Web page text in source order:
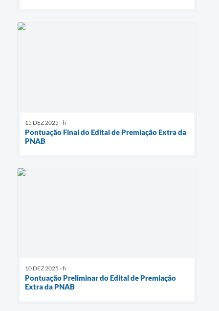
15 DEZ 2025 - h
Pontuação Final do Edital de Premiação Extra da
PNAB
10 DEZ 2025 - h
Pontuação Preliminar do Edital de Premiação
Extra da PNAB